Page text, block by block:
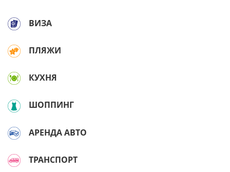
ВИЗА
ПЛЯЖИ
КУХНЯ
ШОППИНГ
АРЕНДА АВТО
ТРАНСПОРТ